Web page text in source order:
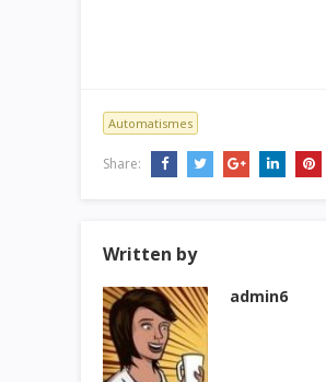
Automatismes
Share:
Written by
admin6